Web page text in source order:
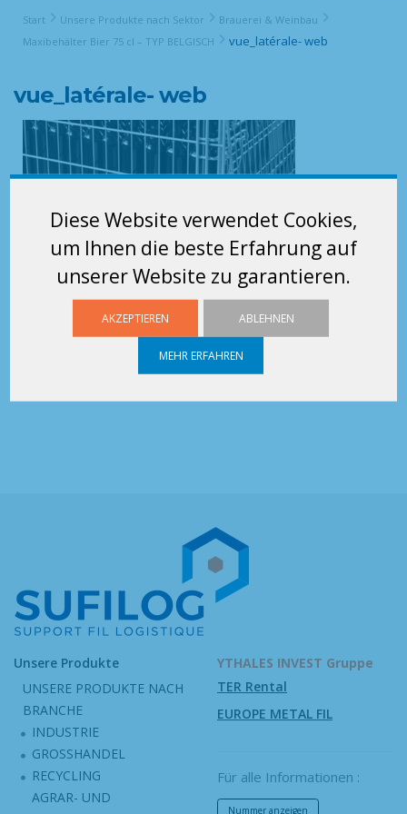
Diese Website verwendet Cookies,
um Ihnen die beste Erfahrung auf
unserer Website zu garantieren.
AKZEPTIEREN ABLEHNEN
MEHR ERFAHREN
Start Unsere Produkte nach Sektor
Brauerei & Weinbau
Maxibehälter Bier 75 cl – TYP BELGISCH
vue_latérale- web
vue_latérale- web
Unsere Produkte
UNSERE PRODUKTE NACH
BRANCHE
INDUSTRIE
GROSSHANDEL
RECYCLING
AGRAR- UND
YTHALES INVEST Gruppe
TER Rental
EUROPE METAL FIL
Für alle Informationen :
Nummer anzeigen